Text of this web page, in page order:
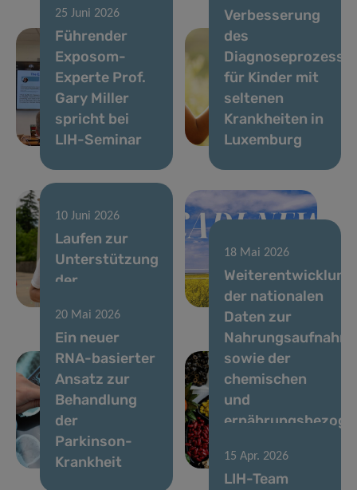
25 Juni 2026
Führender
Exposom-
Experte Prof.
Gary Miller
spricht bei
LIH-Seminar
Verbesserung
des
für Kinder mit
seltenen
Krankheiten in
Luxemburg
10 Juni 2026
Laufen zur
Unterstützung
der
02 Juni 2026
Newsletter –
Mai 2026
20 Mai 2026
Ein neuer
RNA-basierter
Ansatz zur
Behandlung
der
Parkinson-
Krankheit
18 Mai 2026
Weiterentwicklung
der nationalen
Daten zur
sowie der
chemischen
und
in Luxemburg
15 Apr. 2026
LIH-Team